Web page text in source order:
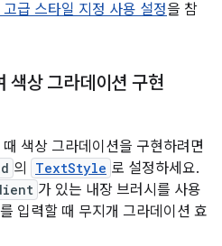
급 스타일 지정 사용 설정을 참
색상 그라데이션 구현
색상 그라데이션을 구현하려면
의 TextStyle 로 설정하세요.
가 있는 내장 브러시를 사용
입력할 때 무지개 그라데이션 효